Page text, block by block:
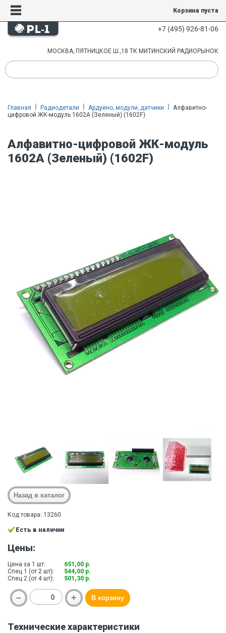
Корзина пуста
+7 (495) 926-81-06
МОСКВА, ПЯТНИЦКОЕ Ш.,18 ТК МИТИНСКИЙ РАДИОРЫНОК
Главная Радиодетали Ардуино, модули, датчики
Алфавитно-
цифровой ЖК-модуль 1602A (Зеленый) (1602F)
Алфавитно-цифровой ЖК-модуль
1602A (Зеленый) (1602F)
Код товара: 13260
Есть в наличии
Цены:
Цена за 1 шт:
651,00 р.
Спец 1 (от 2 шт):
544,00 р.
Спец 2 (от 4 шт):
501,30 р.
Технические характеристики